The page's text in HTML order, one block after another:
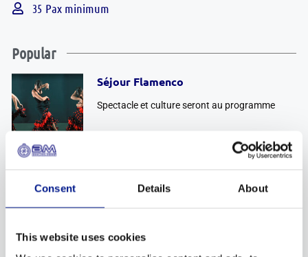
Consent Details About
This website uses cookies
35 Pax minimum
Popular
Séjour Flamenco
Spectacle et culture seront au programme
Vivez une parenthèse de plaisir
Séjour à Santa Susanna